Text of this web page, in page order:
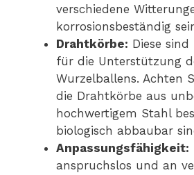
verschiedene
korrosionsbeständig
Drahtkörbe: Diese
für die Unterstützung
Wurzelballens. Achten
die Drahtkörbe aus
hochwertigem Stahl
biologisch abbaubar
Anpassungsfähigkeit:
anspruchslos und an